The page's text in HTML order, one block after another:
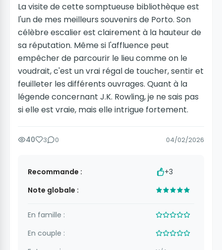
La visite de cette somptueuse bibliothèque est
l'un de mes meilleurs souvenirs de Porto. Son
célèbre escalier est clairement à la hauteur de
sa réputation. Même si l'affluence peut
empêcher de parcourir le lieu comme on le
voudrait, c'est un vrai régal de toucher, sentir et
feuilleter les différents ouvrages. Quant à la
légende concernant J.K. Rowling, je ne sais pas
si elle est vraie, mais elle intrigue fortement.
40 3 0 04/02/2026
Recommande :
+3
Note globale :
En famille :
En couple :